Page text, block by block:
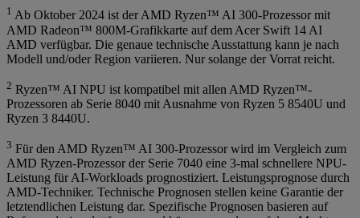
1 Ab Oktober 2024 ist der AMD Ryzen™ AI 300-Prozessor mit
AMD Radeon™ 800M-Grafikkarte auf dem Acer Swift 14 AI
AMD verfügbar. Die genaue technische Ausstattung kann je nach
Modell und/oder Region variieren. Nur solange der Vorrat reicht.
2 Ryzen™ AI NPU ist kompatibel mit allen AMD Ryzen™-
Prozessoren ab Serie 8040 mit Ausnahme von Ryzen 5 8540U und
Ryzen 3 8440U.
3 Für den AMD Ryzen™ AI 300-Prozessor wird im Vergleich zum
AMD Ryzen-Prozessor der Serie 7040 eine 3-mal schnellere NPU-
Leistung für AI-Workloads prognostiziert. Leistungsprognose durch
AMD-Techniker. Technische Prognosen stellen keine Garantie der
letztendlichen Leistung dar. Spezifische Prognosen basieren auf